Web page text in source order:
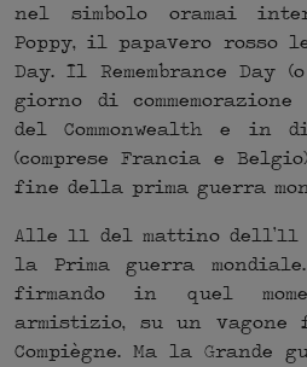
nel simbolo oramai
Poppy, il papavero rosso
Day. Il Remembrance Day
giorno di
del Commonwealth e in
(comprese Francia e
fine della prima guerra
Alle 11 del mattino dell’11
la Prima guerra
firmando in quel
armistizio, su un
Compiègne. Ma la Grande